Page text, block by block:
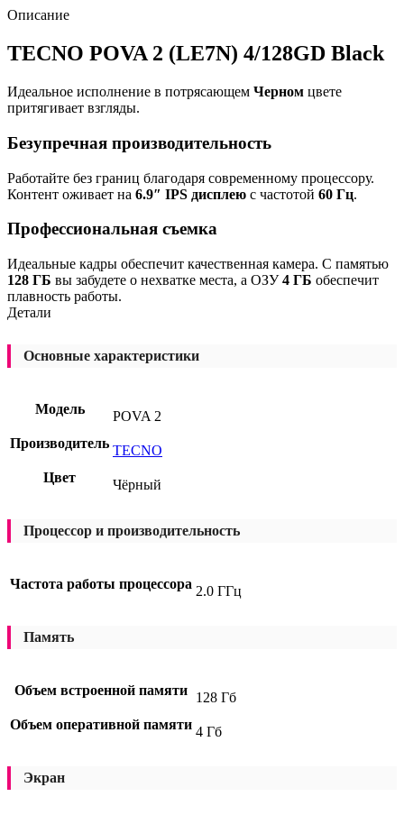
Описание
TECNO POVA 2 (LE7N) 4/128GD Black
Идеальное исполнение в потрясающем Черном цвете
притягивает взгляды.
Безупречная производительность
Работайте без границ благодаря современному процессору.
Контент оживает на 6.9″ IPS дисплею с частотой 60 Гц.
Профессиональная съемка
Идеальные кадры обеспечит качественная камера. С памятью
128 ГБ вы забудете о нехватке места, а ОЗУ4 ГБ обеспечит
плавность работы.
Детали
Основные характеристики
Модель
POVA 2
Производитель TECNO
Цвет
Чёрный
Процессор и производительность
Частота работы процессора 2.0 ГГц
Память
Объем встроенной памяти 128 Гб
Объем оперативной памяти 4 Гб
Экран